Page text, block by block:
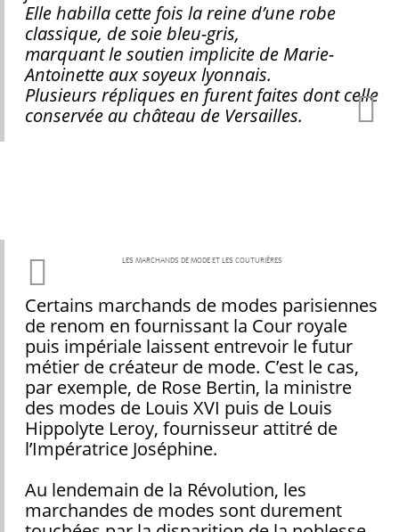
Elle habilla cette fois la reine d’une robe
classique, de soie bleu-gris,
marquant le soutien implicite de Marie-
Antoinette aux soyeux lyonnais.
Plusieurs répliques en furent faites dont celle
conservée au château de Versailles.
LES MARCHANDS DE MODE ET LES COUTURIÈRES
Certains marchands de modes parisiennes
de renom en fournissant la Cour royale
puis impériale laissent entrevoir le futur
métier de créateur de mode. C’est le cas,
par exemple, de Rose Bertin, la ministre
des modes de Louis XVI puis de Louis
Hippolyte Leroy, fournisseur attitré de
l’Impératrice Joséphine.
Au lendemain de la Révolution, les
marchandes de modes sont durement